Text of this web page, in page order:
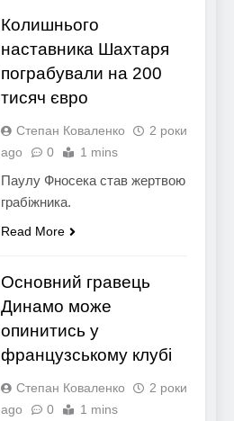
Колишнього
наставника Шахтаря
пограбували на 200
тисяч євро
Степан Коваленко
2 роки
ago
0 1 mins
Паулу Фносека став жертвою
грабіжника.
Read More
Основний гравець
Динамо може
опинитись у
французському клубі
Степан Коваленко
2 роки
ago
0 1 mins